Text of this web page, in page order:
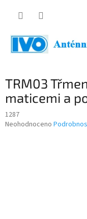
TRM03
maticemi a
1287
Průměrné
Neohodnoceno